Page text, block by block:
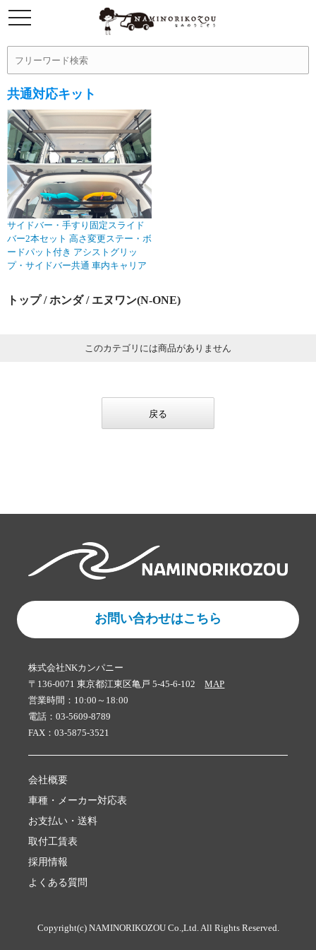
共通対応キット
サイドバー・手すり固定スライド
バー2本セット 高さ変更ステー・ボ
ードパット付き アシストグリッ
プ・サイドバー共通 車内キャリア
トップ/ホンダ/ エヌワン(N-ONE)
このカテゴリには商品がありません
戻る
お問い合わせはこちら
株式会社NKカンパニー
〒136-0071 東京都江東区亀戸 5-45-6-102MAP
営業時間：10:00～18:00
電話：03-5609-8789
FAX：03-5875-3521
会社概要
車種・メーカー対応表
お支払い・送料
取付工賃表
採用情報
よくある質問
Copyright(c) NAMINORIKOZOU Co.,Ltd. All Rights Reserved.